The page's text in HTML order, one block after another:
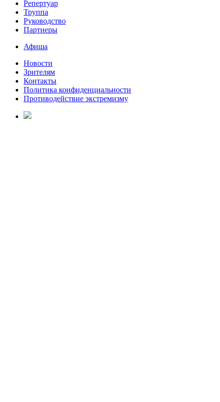
Репертуар
Труппа
Руководство
Партнеры
Афиша
Новости
Зрителям
Контакты
Политика конфиденциальности
Противодействие экстремизму